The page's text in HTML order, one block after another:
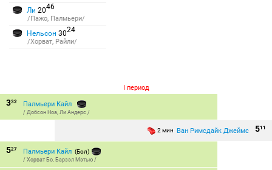
Ли 2046
/Пажо, Палмьери/
Нельсон 3024
/Хорват, Райли/
I период
332 Палмьери Кайл
/ Добсон Ноа, Ли Андерс /
511
2 мин Ван Римсдайк Джеймс
527 Палмьери Кайл (Бол)
/ Хорват Бо, Барзэл Мэтью /